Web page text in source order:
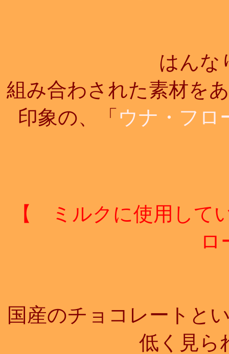
はんな
組み合わされた素材を
印象の、「 ウナ・フロ
【 ミルクに使用して
国産のチョコレートと
低く見ら